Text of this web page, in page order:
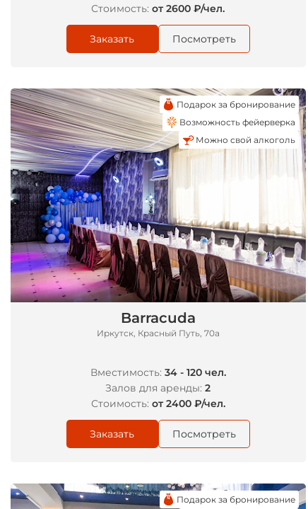
Стоимость:от 2600 ₽/чел.
Заказать Посмотреть
Barracuda
Иркутск, Красный Путь, 70а
Вместимость: 34 - 120 чел.
Залов для аренды:2
Стоимость: от 2400 ₽/чел.
Подарок за бронирование
Возможность фейерверка
Можно свой алкоголь
Заказать Посмотреть
Подарок за бронирование